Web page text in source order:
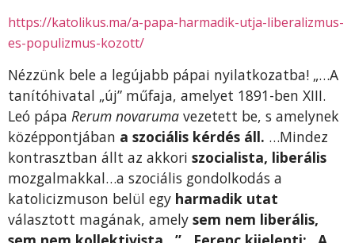
https://katolikus.ma/a-papa-harmadik-utja-liberalizmus-
es-populizmus-kozott/
Nézzünk bele a legújabb pápai nyilatkozatba! „…A
tanítóhivatal „új” műfaja, amelyet 1891-ben XIII.
Leó pápa Rerum novaruma vezetett be, s amelynek
középpontjában a szociális kérdés áll. …Mindez
kontrasztban állt az akkori szocialista, liberális
mozgalmakkal…a szociális gondolkodás a
katolicizmuson belül egy harmadik utat
választott magának, amely sem nem liberális,